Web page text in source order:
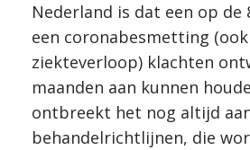
Nederland is dat een op de
een coronabesmetting
ziekteverloop) klachten
maanden aan kunnen
ontbreekt het nog altijd
behandelrichtlijnen, die